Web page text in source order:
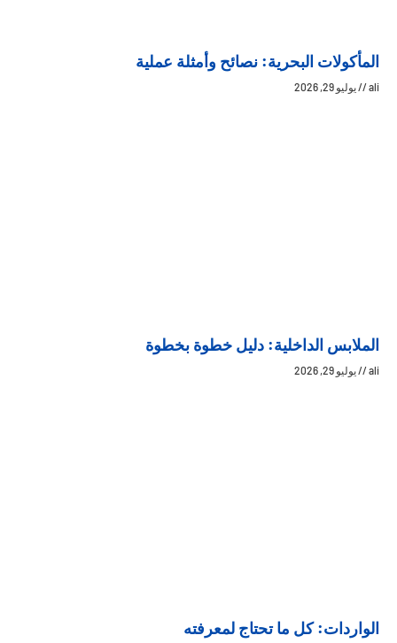
المأكولات البحرية: نصائح وأمثلة عملية
ali يوليو 29, 2026
الملابس الداخلية: دليل خطوة بخطوة
ali يوليو 29, 2026
الواردات: كل ما تحتاج لمعرفته